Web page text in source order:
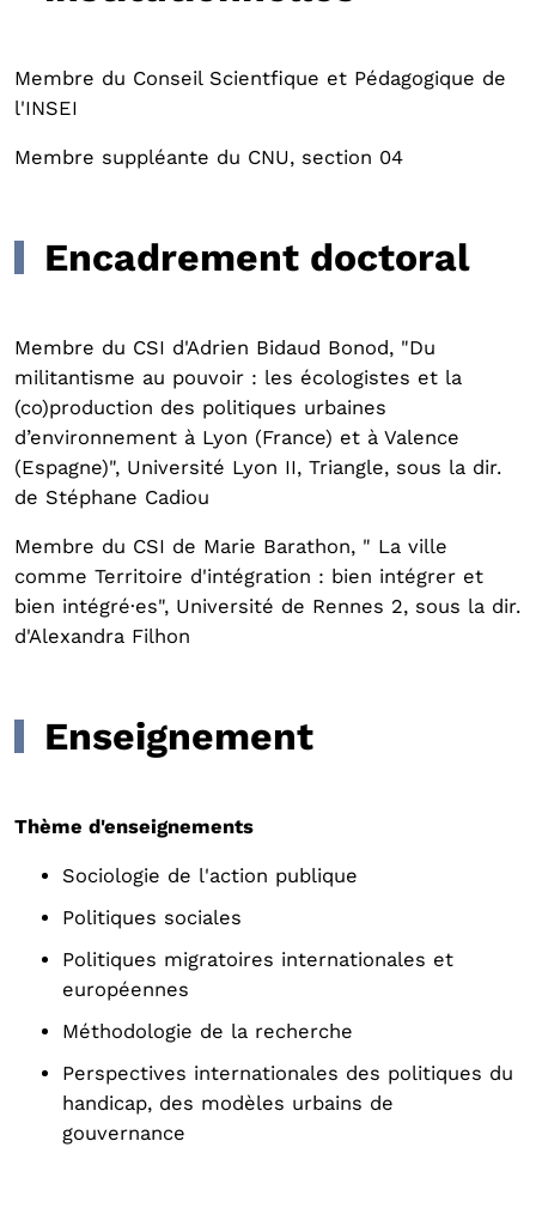
Membre du Conseil Scientfique et Pédagogique de
l'INSEI
Membre suppléante du CNU, section 04
Encadrement doctoral
Membre du CSI d'Adrien Bidaud Bonod, "Du
militantisme au pouvoir : les écologistes et la
(co)production des politiques urbaines
d’environnement à Lyon (France) et à Valence
(Espagne)", Université Lyon II, Triangle, sous la dir.
de Stéphane Cadiou
Membre du CSI de Marie Barathon, " La ville
comme Territoire d'intégration : bien intégrer et
bien intégré·es", Université de Rennes 2, sous la dir.
d'Alexandra Filhon
Enseignement
Thème d'enseignements
Sociologie de l'action publique
Politiques sociales
Politiques migratoires internationales et
européennes
Méthodologie de la recherche
Perspectives internationales des politiques du
handicap, des modèles urbains de
gouvernance